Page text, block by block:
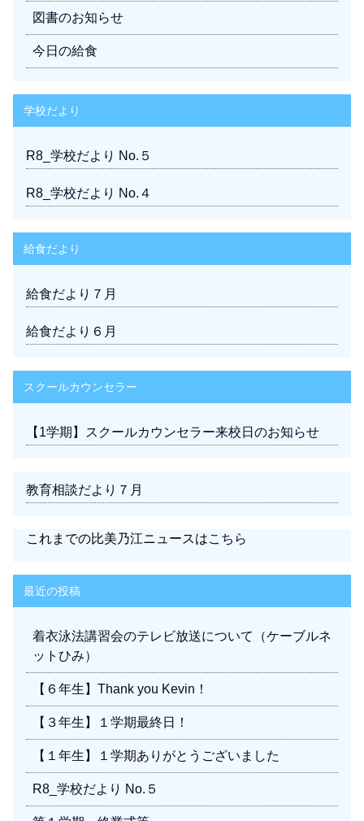
図書のお知らせ
今日の給食
学校だより
R8_学校だより No.５
R8_学校だより No.４
給食だより
給食だより７月
給食だより６月
スクールカウンセラー
【1学期】スクールカウンセラー来校日のお知らせ
教育相談だより７月
これまでの比美乃江ニュースはこちら
最近の投稿
着衣泳法講習会のテレビ放送について（ケーブルネ
ットひみ）
【６年生】Thank you Kevin！
【３年生】１学期最終日！
【１年生】１学期ありがとうございました
R8_学校だより No.５